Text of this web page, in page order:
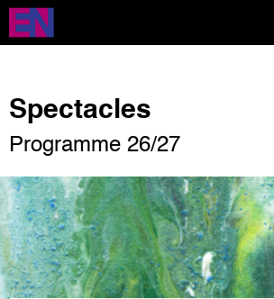
Aller
contenu
Spectacles
Programme 26/27